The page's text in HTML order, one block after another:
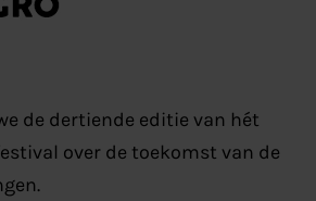
de dertiende editie van hét
over de toekomst van de